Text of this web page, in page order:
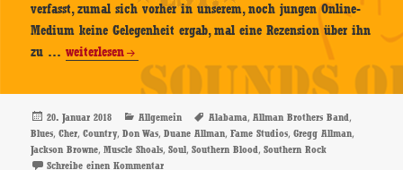
verfasst, zumal sich vorher in unserem, noch jungen Online-
Medium keine Gelegenheit ergab, mal eine Rezension über ihn
zu …Gregg
–
Southern
Blood
(Deluxe
weiterlesen
Veröffentlicht
am
20. Januar 2018 Kategorien
Allgemein Schlagwörter
Alabama,Allman Brothers Band,
Blues,Cher,Country,Don Was,Duane Allman,Fame Studios,Gregg Allman,
Jackson Browne,Muscle Shoals,Soul,Southern Blood,Southern Rock
Schreibe einen Kommentarzu Gregg Allman – Southern Blood (Deluxe Edition) –